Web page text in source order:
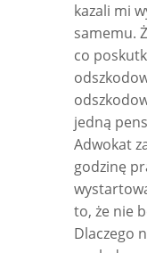
kazali mi
samemu.
co
jedną
Adwokat
godzinę
to, że nie
Dlaczego